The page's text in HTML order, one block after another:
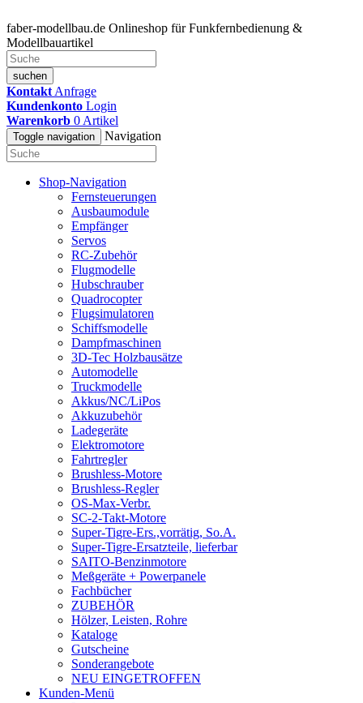
faber-modellbau.de Onlineshop für Funkfernbedienung &
Modellbauartikel
suchen
Kontakt Anfrage
Kundenkonto Login
Warenkorb 0 Artikel
Toggle navigation Navigation
Shop-Navigation
Fernsteuerungen
Ausbaumodule
Empfänger
Servos
RC-Zubehör
Flugmodelle
Hubschrauber
Quadrocopter
Flugsimulatoren
Schiffsmodelle
Dampfmaschinen
3D-Tec Holzbausätze
Automodelle
Truckmodelle
Akkus/NC/LiPos
Akkuzubehör
Ladegeräte
Elektromotore
Fahrtregler
Brushless-Motore
Brushless-Regler
OS-Max-Verbr.
SC-2-Takt-Motore
Super-Tigre-Ers.,vorrätig, So.A.
Super-Tigre-Ersatzteile, lieferbar
SAITO-Benzinmotore
Meßgeräte + Powerpanele
Fachbücher
ZUBEHÖR
Hölzer, Leisten, Rohre
Kataloge
Gutscheine
Sonderangebote
NEU EINGETROFFEN
Kunden-Menü